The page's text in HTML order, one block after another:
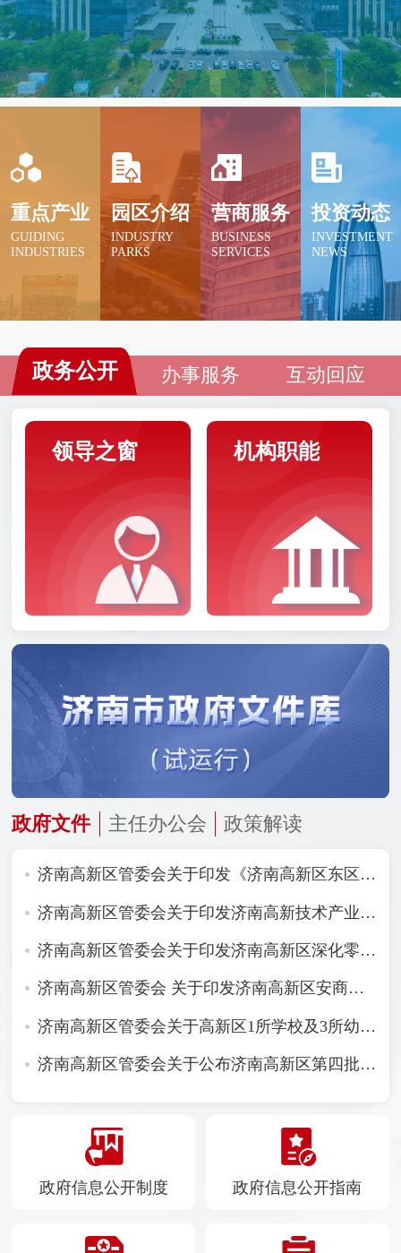
新旧动能转换起步区凭借强大的配套支持措施，
为拓宽发展空间提供强大的红利资源；科创金融
改革试验区依托双向赋能优势，科技和金融的融
合发展。
重点产业
GUIDING
INDUSTRIES
园区介绍
INDUSTRY
PARKS
营商服务
BUSINESS
SERVICES
投资动态
INVESTMENT
NEWS
政务公开 办事服务 互动回应
领导之窗 机构职能
政府文件 主任办公会 政策解读
济南高新区管委会关于印发《济南高新区东区综合发展规划》的通知
济南高新区管委会关于印发济南高新技术产业开发区噪声敏感建筑物集中区域划分方案（试行）的通知
济南高新区管委会关于印发济南高新区深化零基预算改革实施方案的通知
济南高新区管委会 关于印发济南高新区安商稳商服务工作机制的通知
济南高新区管委会关于高新区1所学校及3所幼儿园命名情况的批复
济南高新区管委会关于公布济南高新区第四批区级非物质文化遗产代表性项目名录及第四批区级非物质文化遗产项目代表性传承人名单的通知
政府信息公开制度 政府信息公开指南